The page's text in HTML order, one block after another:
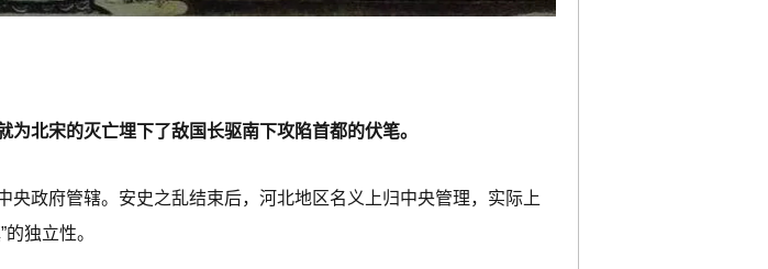
北宋的灭亡埋下了敌国长驱南下攻陷首都的伏笔。
政府管辖。安史之乱结束后，河北地区名义上归中央管理，实际上
独立性。